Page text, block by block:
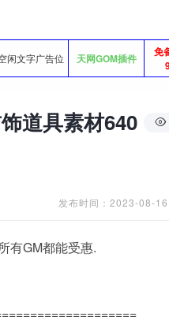
闲文字广告位 天网GOM插件
免
道具素材640
发布时间：2023-08-16
有GM都能受惠.